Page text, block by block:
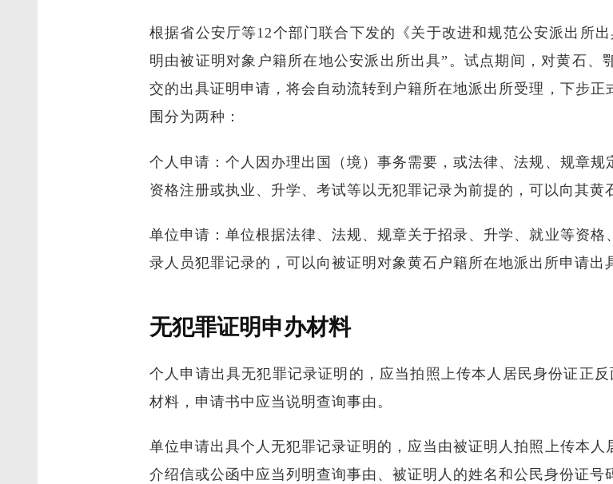
根据省公安厅等12个部门联合下发的《关于改进和规范公安派出所
明由被证明对象户籍所在地公安派出所出具”。试点期间，对黄石、
交的出具证明申请，将会自动流转到户籍所在地派出所受理，下步
围分为两种：
个人申请：个人因办理出国（境）事务需要，或法律、法规、规章规
资格注册或执业、升学、考试等以无犯罪记录为前提的，可以向其黄
单位申请：单位根据法律、法规、规章关于招录、升学、就业等资
录人员犯罪记录的，可以向被证明对象黄石户籍所在地派出所申请出
无犯罪证明申办材料
个人申请出具无犯罪记录证明的，应当拍照上传本人居民身份证正
材料，申请书中应当说明查询事由。
单位申请出具个人无犯罪记录证明的，应当由被证明人拍照上传本人
介绍信或公函中应当列明查询事由、被证明人的姓名和公民身份证号